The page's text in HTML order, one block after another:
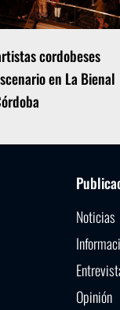
cordobeses
en La Bienal
Noticias
Opinión